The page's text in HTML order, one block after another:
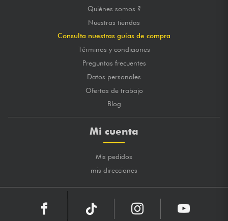
Quiénes somos ?
Nuestras tiendas
Consulta nuestras guías de compra
Términos y condiciones
Preguntas frecuentes
Datos personales
Ofertas de trabajo
Blog
Mi cuenta
Mis pedidos
mis direcciones